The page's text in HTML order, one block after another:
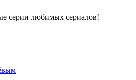
серии любимых сериалов!